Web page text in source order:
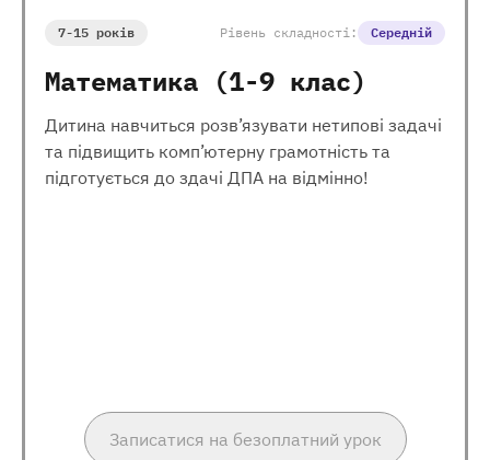
7-15 років Рівень складності: Середній
Математика (1-9 клас)
Дитина навчиться розв’язувати нетипові задачі
та підвищить комп’ютерну грамотність та
підготується до здачі ДПА на відмінно!
Записатися на безоплатний урок